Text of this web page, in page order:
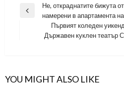
Навигация
Previous
Не, откраднатите бижута
намерени в апартамента
Първият коледен
Държавен куклен театър
YOU MIGHT ALSO LIKE